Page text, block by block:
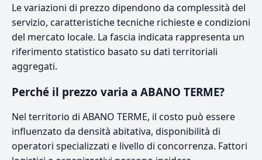
Le variazioni di prezzo dipendono da complessità del
servizio, caratteristiche tecniche richieste e condizioni
del mercato locale. La fascia indicata rappresenta un
riferimento statistico basato su dati territoriali
aggregati.
Perché il prezzo varia a ABANO TERME?
Nel territorio di ABANO TERME, il costo può essere
influenzato da densità abitativa, disponibilità di
operatori specializzati e livello di concorrenza. Fattori